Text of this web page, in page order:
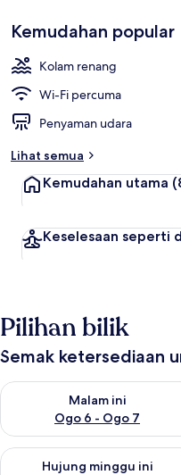
Kemudahan popular
Kolam renang
Wi-Fi percuma
Penyaman udara
Lihat semua
Kemudahan utama
Keselesaan seperti
Pilihan bilik
Semak ketersediaan
Malam ini
Ogo 6 - Ogo 7
Semak ketersediaan untuk
Hujung minggu ini
Semak ketersediaan untuk